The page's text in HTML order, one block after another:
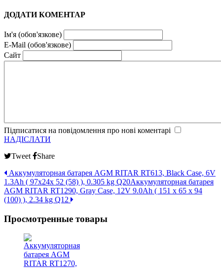
ДОДАТИ КОМЕНТАР
Ім'я (обов'язкове)
E-Mail (обов'язкове)
Сайт
Підписатися на повідомлення про нові коментарі
НАДІСЛАТИ
Tweet
Share
Аккумуляторная батарея AGM RITAR RT613, Black Case, 6V
1.3Ah ( 97х24х 52 (58) ), 0.305 kg Q20Аккумуляторная батарея
AGM RITAR RT1290, Gray Case, 12V 9.0Ah ( 151 х 65 х 94
(100) ), 2.34 kg Q12
Просмотренные товары